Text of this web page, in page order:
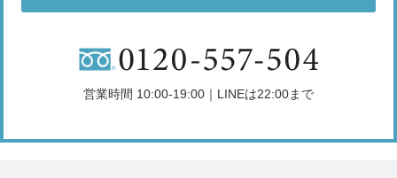
営業時間 10:00-19:00｜LINEは22:00まで